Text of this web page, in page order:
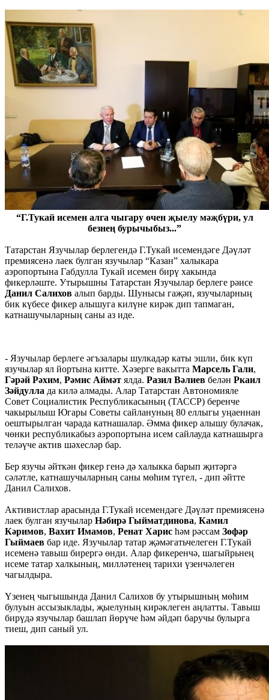
“Г.Тукай исемен алга чыгару өчен җыелу мәҗбүри, ул
безнең бурычыбыз...”
Татарстан Язучылар берлегендә Г.Тукай исемендәге Дәүләт
премиясенә лаек булган язучылар “Казан” халыкара
аэропортына Габдулла Тукай исемен бирү хакында
фикерләште. Утырышны Татарстан Язучылар берлеге рәисе
Данил Салихов алып барды. Шунысы гаҗәп, язучыларның
бик күбесе фикер алышуга килүне кирәк дип тапмаган,
катнашучыларның саны аз иде.
- Язучылар берлеге әгъзалары шулкадәр каты эшли, бик күп
язучылар ял йортына китте. Хәзерге вакытта Марсель Гали,
Гәрәй Рәхим, Рәмис Аймәт ялда. Разил Вәлиев белән Ркаил
Зәйдулла да килә алмады. Алар Татарстан Автономияле
Совет Социалистик Республикасының (ТАССР) беренче
чакырылыш Югары Советы сайлануның 80 еллыгы уңаеннан
оештырылган чарада катнашалар. Әмма фикер алышу булачак,
чөнки республикабыз аэропортына исем сайлауда катнашырга
теләүче актив шәхесләр бар.
Бер язучы әйткән фикер генә дә халыкка барып җитәргә
сәләтле, катнашучыларның саны мөһим түгел, - дип әйтте
Данил Салихов.
Активистлар арасында Г.Тукай исемендәге Дәүләт премиясенә
лаек булган язучылар Нәбирә Гыйматдинова, Камил
Кәримов, Вахит Имамов, Ренат Харис һәм рәссам Зөфәр
Гыймаев бар иде. Язучылар татар җәмәгатьчелеген Г.Тукай
исеменә тавыш бирергә өнди. Алар фикеренчә, шагыйрьнең
исеме татар халкының, милләтенең тарихи үзенчәлеген
чагылдыра.
Үзенең чыгышында Данил Салихов бу утырышның мөһим
булуын ассызыклады, җыелуның кирәклеген аңлатты. Тавыш
бирүдә язучылар башлап йөрүче һәм әйдәп баручы булырга
тиеш, дип саный ул.